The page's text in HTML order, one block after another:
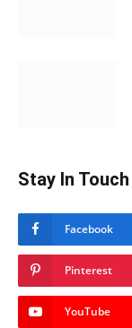
Stay In Touch
Facebook
Pinterest
YouTube